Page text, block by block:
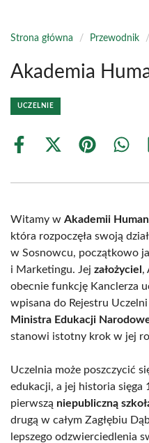
Strona główna / Przewodnik /
Akademia
UCZELNIE
Share
Share
(Twitter)
Share Share
Witamy w Akademii
która rozpoczęła swoją
w Sosnowcu, początkowo
i Marketingu. Jej założyciel ,
obecnie funkcję Kanclerza
wpisana do Rejestru
Ministra Edukacji
stanowi istotny krok w jej
Uczelnia może poszczycić
edukacji, a jej historia sięga
pierwszą niepubliczną
drugą w całym Zagłębiu
lepszego odzwierciedlenia